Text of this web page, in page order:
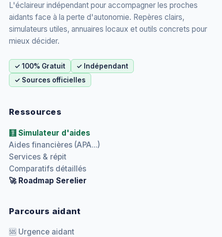
L'éclaireur indépendant pour accompagner les proches
aidants face à la perte d'autonomie. Repères clairs,
simulateurs utiles, annuaires locaux et outils concrets pour
mieux décider.
✓ 100% Gratuit
✓ Indépendant
✓ Sources officielles
Ressources
🧮 Simulateur d'aides
Aides financières (APA...)
Services & répit
Comparatifs détaillés
🚀 Roadmap Serelier
Parcours aidant
🆘 Urgence aidant